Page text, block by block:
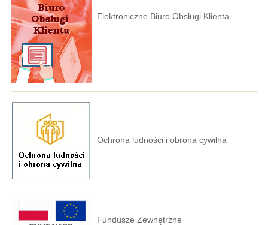
Elektroniczne Biuro Obsługi Klienta
Ochrona ludności i obrona cywilna
Fundusze Zewnętrzne